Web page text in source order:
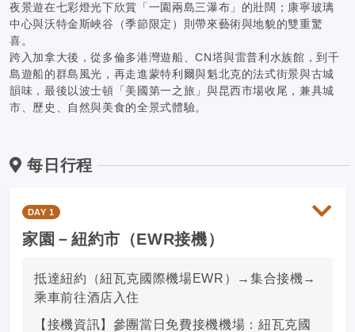
夜景遊在七彩燈光下欣賞「一園兩島三瀑布」的壯闊；康寧玻璃
中心與沃特金斯峽谷（季節限定）則帶來藝術與地貌的雙重驚
喜。
跨入加拿大後，從多倫多港灣遊船、CN塔與雷普利水族館，到千
島遊船的群島風光，再走進蒙特利爾與魁北克的法式街景與古城
韻味，最後以波士頓「美國第一之旅」與昆西市場收尾，兼具城
市、歷史、自然與美食的全景式體驗。
每日行程
DAY 1
家園－紐約市（EWR接機）
抵達紐約（紐瓦克國際機場EWR）→集合接機→
乘車前往酒店入住
【接機資訊】參團當日免費接機機場：紐瓦克國